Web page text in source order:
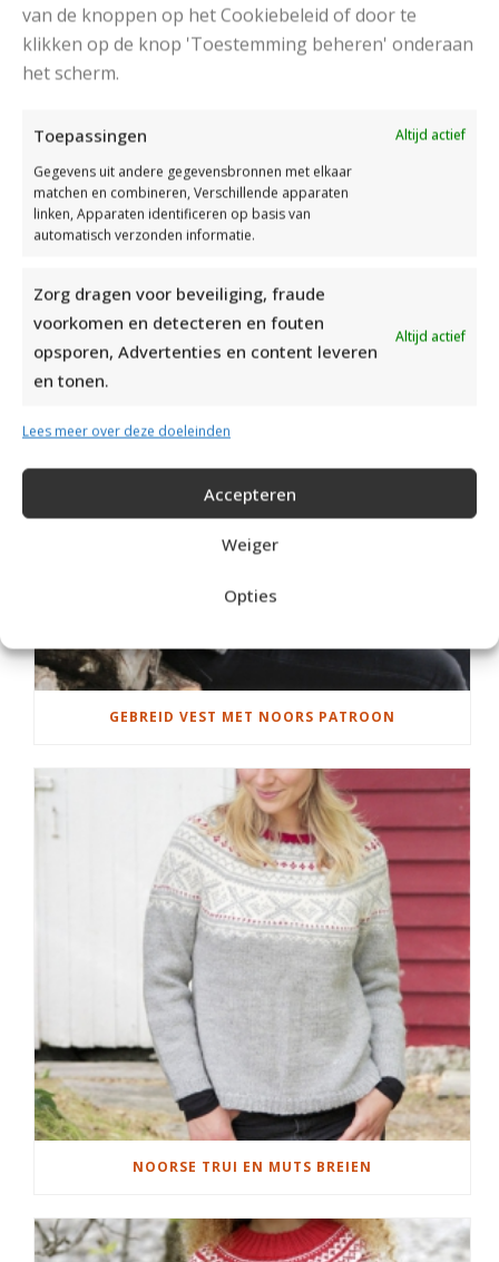
van de knoppen op het Cookiebeleid of door te
klikken op de knop 'Toestemming beheren' onderaan
het scherm.
Toepassingen
Altijd actief
Gegevens uit andere gegevensbronnen met elkaar
matchen en combineren, Verschillende apparaten
linken, Apparaten identificeren op basis van
automatisch verzonden informatie.
Zorg dragen voor beveiliging, fraude
voorkomen en detecteren en fouten
opsporen, Advertenties en content leveren
en tonen.
Altijd actief
Lees meer over deze doeleinden
Accepteren
Weiger
Opties
Drops Karisma,Kerst
GEBREID VEST MET NOORS PATROON
NOORSE TRUI EN MUTS BREIEN